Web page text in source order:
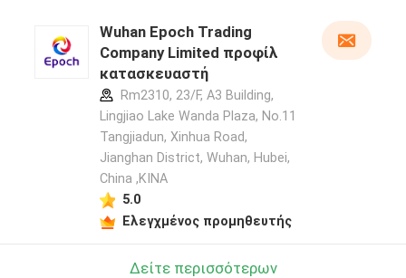
Wuhan Epoch Trading
Company Limited προφίλ
κατασκευαστή
Rm2310, 23/F, A3 Building,
Lingjiao Lake Wanda Plaza, No.11
Tangjiadun, Xinhua Road,
Jianghan District, Wuhan, Hubei,
China ,ΚΙΝΑ
5.0
Ελεγχμένος προμηθευτής
Δείτε περισσότερων